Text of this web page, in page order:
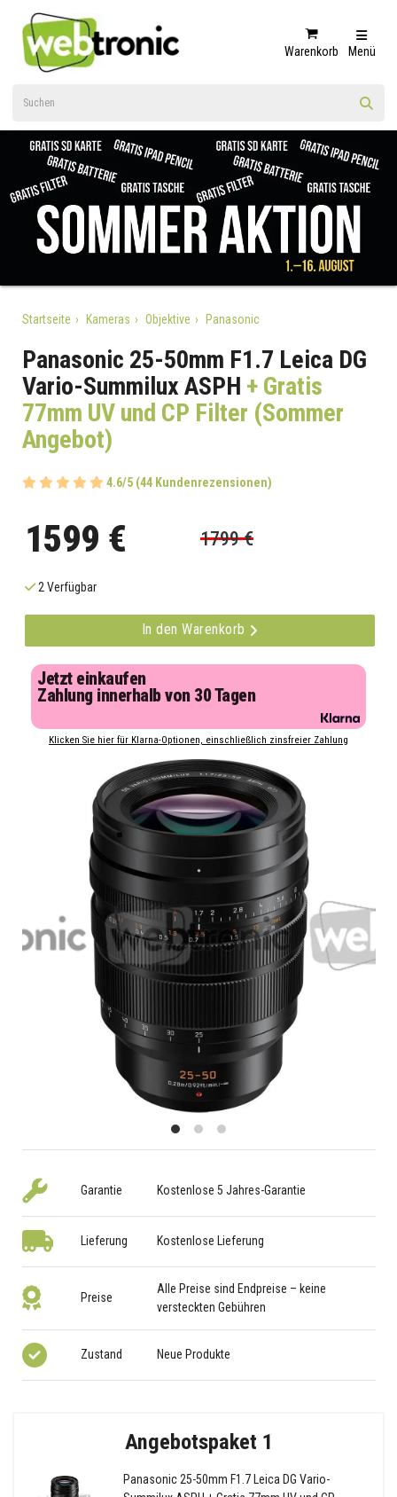
Warenkorb Menü
Startseite Kameras Objektive Panasonic
Panasonic 25-50mm F1.7 Leica DG
Vario-Summilux ASPH + Gratis
77mm UV und CP Filter (Sommer
Angebot)
4.6/5 (44 Kundenrezensionen)
1599 € 1799 €
2 Verfügbar
In den Warenkorb
Jetzt einkaufen
Zahlung innerhalb von 30 Tagen
Klicken Sie hier für Klarna-Optionen, einschließlich zinsfreier Zahlung
Garantie Kostenlose 5 Jahres-Garantie
Lieferung Kostenlose Lieferung
Preise
Alle Preise sind Endpreise – keine
versteckten Gebühren
Zustand Neue Produkte
Angebotspaket 1
Panasonic 25-50mm F1.7 Leica DG Vario-